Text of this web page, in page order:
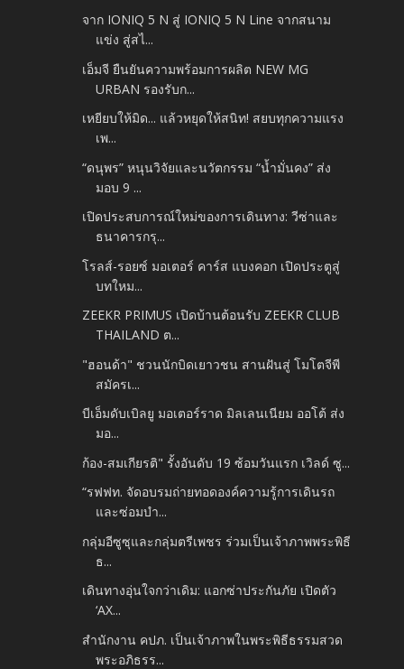
จาก IONIQ 5 N สู่ IONIQ 5 N Line จากสนาม
แข่ง สู่สไ...
เอ็มจี ยืนยันความพร้อมการผลิต NEW MG
URBAN รองรับก...
เหยียบให้มิด... แล้วหยุดให้สนิท! สยบทุกความแรง
เพ...
“ดนุพร” หนุนวิจัยและนวัตกรรม “น้ำมั่นคง” ส่ง
มอบ 9 ...
เปิดประสบการณ์ใหม่ของการเดินทาง: วีซ่าและ
ธนาคารกรุ...
โรลส์-รอยซ์ มอเตอร์ คาร์ส แบงคอก เปิดประตูสู่
บทใหม...
ZEEKR PRIMUS เปิดบ้านต้อนรับ ZEEKR CLUB
THAILAND ต...
"ฮอนด้า" ชวนนักบิดเยาวชน สานฝันสู่ โมโตจีพี
สมัครเ...
บีเอ็มดับเบิลยู มอเตอร์ราด มิลเลนเนียม ออโต้ ส่ง
มอ...
ก้อง-สมเกียรติ" รั้งอันดับ 19 ซ้อมวันแรก เวิลด์ ซู...
“รฟฟท. จัดอบรมถ่ายทอดองค์ความรู้การเดินรถ
และซ่อมบำ...
กลุ่มอีซูซุและกลุ่มตรีเพชร ร่วมเป็นเจ้าภาพพระพิธี
ธ...
เดินทางอุ่นใจกว่าเดิม: แอกซ่าประกันภัย เปิดตัว
‘AX...
สำนักงาน คปภ. เป็นเจ้าภาพในพระพิธีธรรมสวด
พระอภิธรร...